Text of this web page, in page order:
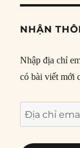
NHẬN
Nhập địa chỉ
có bài viết mới
Địa
chỉ
email